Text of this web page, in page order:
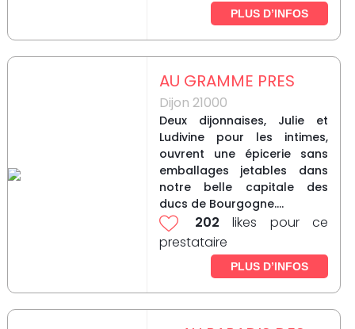
PLUS D’INFOS
AU GRAMME PRES
Dijon 21000
Deux dijonnaises, Julie et
Ludivine pour les intimes,
ouvrent une épicerie sans
emballages jetables dans
notre belle capitale des
ducs de Bourgogne....
202 likes pour ce
prestataire
PLUS D’INFOS